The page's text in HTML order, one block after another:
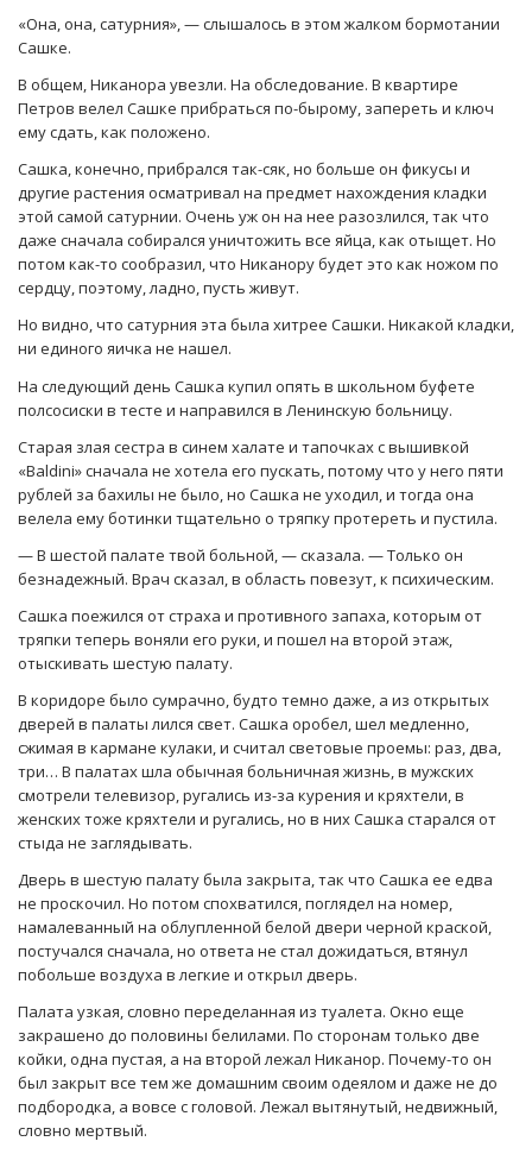
«Она, она, сатурния», — слышалось в этом жалком бормотании
Сашке.
В общем, Никанора увезли. На обследование. В квартире
Петров велел Сашке прибраться по-бырому, запереть и ключ
ему сдать, как положено.
Сашка, конечно, прибрался так-сяк, но больше он фикусы и
другие растения осматривал на предмет нахождения кладки
этой самой сатурнии. Очень уж он на нее разозлился, так что
даже сначала собирался уничтожить все яйца, как отыщет. Но
потом как-то сообразил, что Никанору будет это как ножом по
сердцу, поэтому, ладно, пусть живут.
Но видно, что сатурния эта была хитрее Сашки. Никакой кладки,
ни единого яичка не нашел.
На следующий день Сашка купил опять в школьном буфете
полсосиски в тесте и направился в Ленинскую больницу.
Старая злая сестра в синем халате и тапочках с вышивкой
«Baldini» сначала не хотела его пускать, потому что у него пяти
рублей за бахилы не было, но Сашка не уходил, и тогда она
велела ему ботинки тщательно о тряпку протереть и пустила.
— В шестой палате твой больной, — сказала. — Только он
безнадежный. Врач сказал, в область повезут, к психическим.
Сашка поежился от страха и противного запаха, которым от
тряпки теперь воняли его руки, и пошел на второй этаж,
отыскивать шестую палату.
В коридоре было сумрачно, будто темно даже, а из открытых
дверей в палаты лился свет. Сашка оробел, шел медленно,
сжимая в кармане кулаки, и считал световые проемы: раз, два,
три… В палатах шла обычная больничная жизнь, в мужских
смотрели телевизор, ругались из-за курения и кряхтели, в
женских тоже кряхтели и ругались, но в них Сашка старался от
стыда не заглядывать.
Дверь в шестую палату была закрыта, так что Сашка ее едва
не проскочил. Но потом спохватился, поглядел на номер,
намалеванный на облупленной белой двери черной краской,
постучался сначала, но ответа не стал дожидаться, втянул
побольше воздуха в легкие и открыл дверь.
Палата узкая, словно переделанная из туалета. Окно еще
закрашено до половины белилами. По сторонам только две
койки, одна пустая, а на второй лежал Никанор. Почему-то он
был закрыт все тем же домашним своим одеялом и даже не до
подбородка, а вовсе с головой. Лежал вытянутый, недвижный,
словно мертвый.